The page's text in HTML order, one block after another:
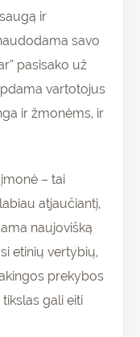
ir
savo
pasisako už
vartotojus
ir žmonėms, ir
– tai
atjaučiantį,
naujovišką
etinių vertybių,
prekybos
gali eiti